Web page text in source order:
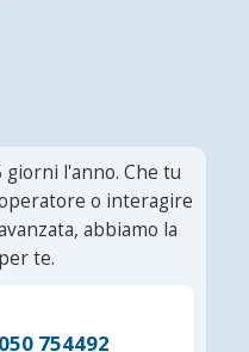
giorni l'anno. Che tu
o interagire
abbiamo la
te.
754492